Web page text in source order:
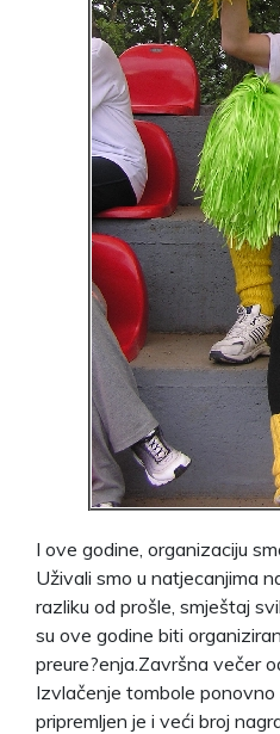
I ove godine, organizaciju
Uživali smo u natjecanjima
razliku od prošle, smještaj
su ove godine biti
preure?enja.Završna večer
Izvlačenje tombole
pripremljen je i veći broj